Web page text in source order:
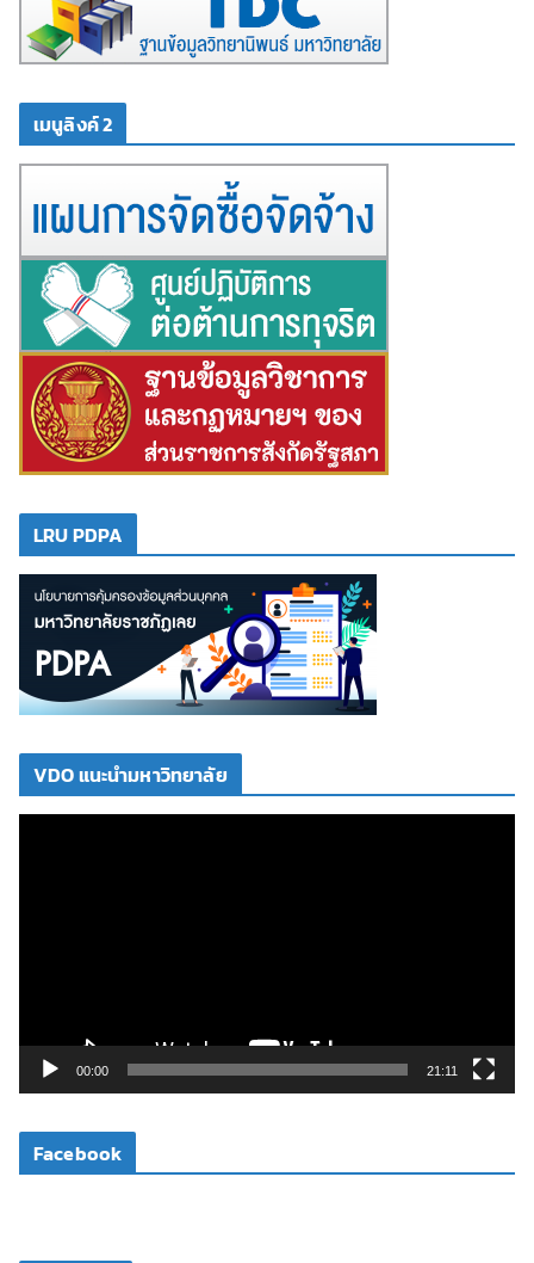
เมนูลิงค์ 2
LRU PDPA
VDO แนะนำมหาวิทยาลัย
ดี
โ
00:00 21:11
Facebook